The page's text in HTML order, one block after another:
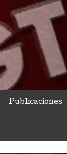
Publicaciones